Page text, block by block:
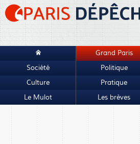
Grand Paris
Société
Politique
Culture
Pratique
Le Mulot
Les brèves